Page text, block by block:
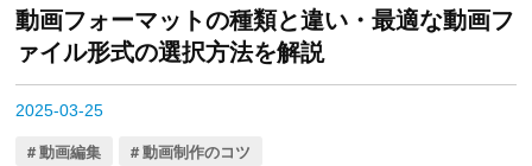
動画フォーマットの種類と違い・最適な動画フ
ァイル形式の選択方法を解説
2025-03-25
動画編集 動画制作のコツ